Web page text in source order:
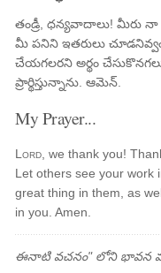
తండ్రీ, ధన్యవాదాలు! మీరు
మీ పనిని ఇతరులు
చేయగలరని అర్థం
ప్రార్థిస్తున్నాను. ఆమెన్.
My Prayer...
Lord , we thank you!
Let others see your work
great thing in them, as
in you. Amen.
ఈనాటి వచనం" లోని భావన